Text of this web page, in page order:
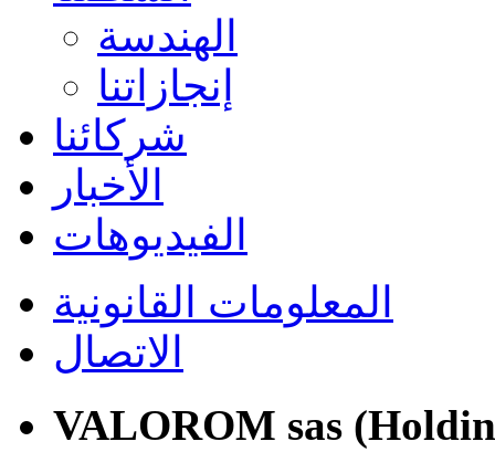
الهندسة
إنجازاتنا
شركائنا
الأخبار
الفيديوهات
المعلومات القانونية
الاتصال
VALOROM sas